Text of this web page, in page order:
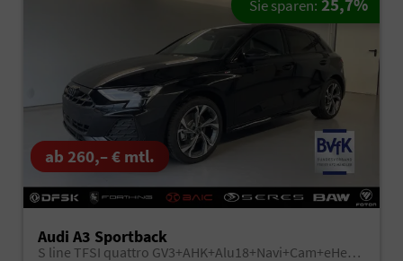
ab 260,– € mtl.
Audi A3 Sportback
S line TFSI quattro GV3+AHK+Alu18+Navi+Cam+eHeck+Sound+ACC+OptikSchwarz
Sie sparen: 25,7%